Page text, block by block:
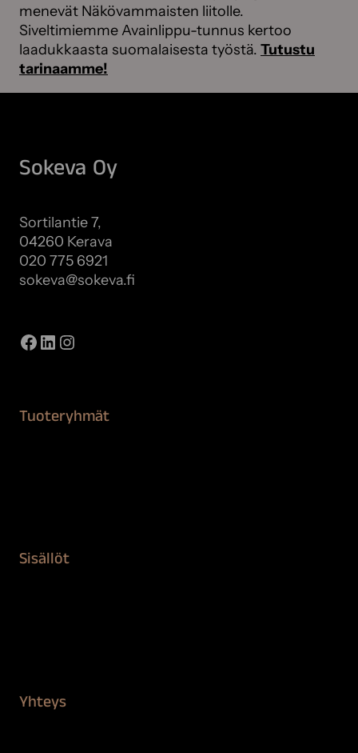
menevät Näkövammaisten liitolle.
Siveltimiemme Avainlippu-tunnus kertoo
laadukkaasta suomalaisesta työstä. Tutustu
tarinaamme!
Sokeva Oy
Sortilantie 7,
04260 Kerava
020 775 6921
sokeva@sokeva.fi
Facebook
LinkedIn
Instagram
Tuoteryhmät
Sisällöt
Yhteys